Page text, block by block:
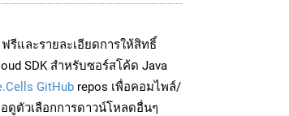
รีและรายละเอียดการให้สิทธิ์
SDK สำหรับซอร์สโค้ด Java
GitHub repos เพื่อคอมไพล์/
อดูตัวเลือกการดาวน์โหลดอื่นๆ